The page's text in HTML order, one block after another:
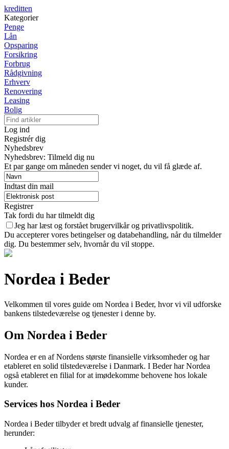
kreditten
Kategorier
Penge
Lån
Opsparing
Forsikring
Forbrug
Rådgivning
Erhverv
Renovering
Leasing
Bolig
Log ind
Registrér dig
Nyhedsbrev
Nyhedsbrev: Tilmeld dig nu
Et par gange om måneden sender vi noget, du vil få glæde af.
Indtast din mail
Registrer
Tak fordi du har tilmeldt dig
Jeg har læst og forstået brugervilkår og privatlivspolitik.
Du accepterer vores betingelser og databehandling, når du tilmelder
dig. Du bestemmer selv, hvornår du vil stoppe.
Nordea i Beder
Velkommen til vores guide om Nordea i Beder, hvor vi vil udforske
bankens tilstedeværelse og tjenester i denne by.
Om Nordea i Beder
Nordea er en af Nordens største finansielle virksomheder og har
etableret en solid tilstedeværelse i Danmark. I Beder har Nordea
også etableret en filial for at imødekomme behovene hos lokale
kunder.
Services hos Nordea i Beder
Nordea i Beder tilbyder et bredt udvalg af finansielle tjenester,
herunder: